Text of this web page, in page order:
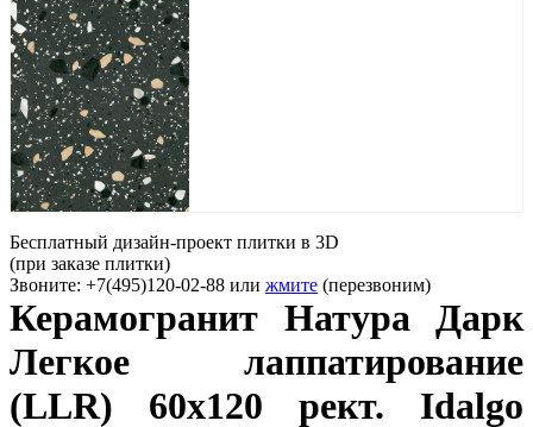
Бесплатный дизайн-проект плитки в 3D
(при заказе плитки)
Звоните: +7(495)120-02-88 или жмите (перезвоним)
Керамогранит Натура Дарк
Легкое лаппатирование
(LLR) 60х120 рект. Idalgo